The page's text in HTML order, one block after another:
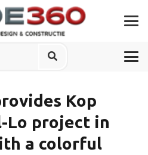
Kop
Lo project in
a colorful